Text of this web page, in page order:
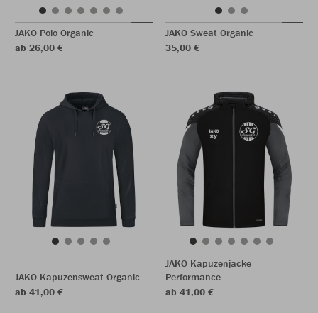
JAKO Polo Organic
ab 26,00 €
JAKO Sweat Organic
35,00 €
JAKO Kapuzensweat Organic
ab 41,00 €
JAKO Kapuzenjacke
Performance
ab 41,00 €